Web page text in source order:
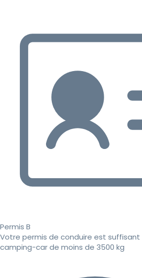
Permis B
Votre permis de conduire est suffisant
camping-car de moins de 3500 kg